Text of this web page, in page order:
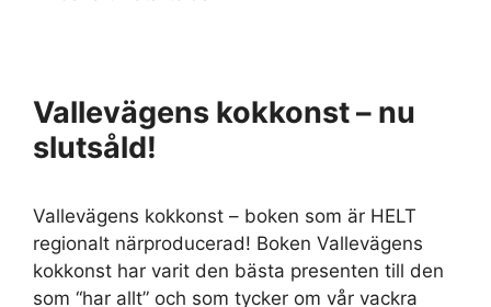
Vallevägens kokkonst – nu
slutsåld!
Vallevägens kokkonst – boken som är HELT
regionalt närproducerad! Boken Vallevägens
kokkonst har varit den bästa presenten till den
som “har allt” och som tycker om vår vackra